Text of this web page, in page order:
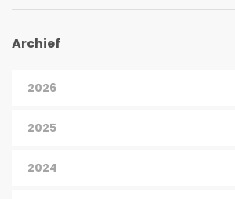
Archief
2026
2025
2024